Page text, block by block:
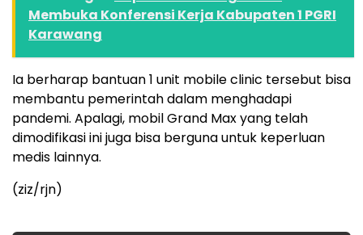
Membuka Konferensi Kerja Kabupaten 1 PGRI
Karawang
Ia berharap bantuan 1 unit mobile clinic tersebut bisa
membantu pemerintah dalam menghadapi
pandemi. Apalagi, mobil Grand Max yang telah
dimodifikasi ini juga bisa berguna untuk keperluan
medis lainnya.
(ziz/rjn)